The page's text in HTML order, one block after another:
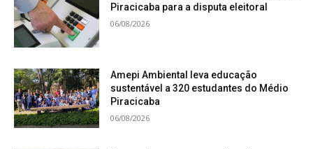
Piracicaba para a disputa eleitoral
06/08/2026
Amepi Ambiental leva educação
sustentável a 320 estudantes do Médio
Piracicaba
06/08/2026